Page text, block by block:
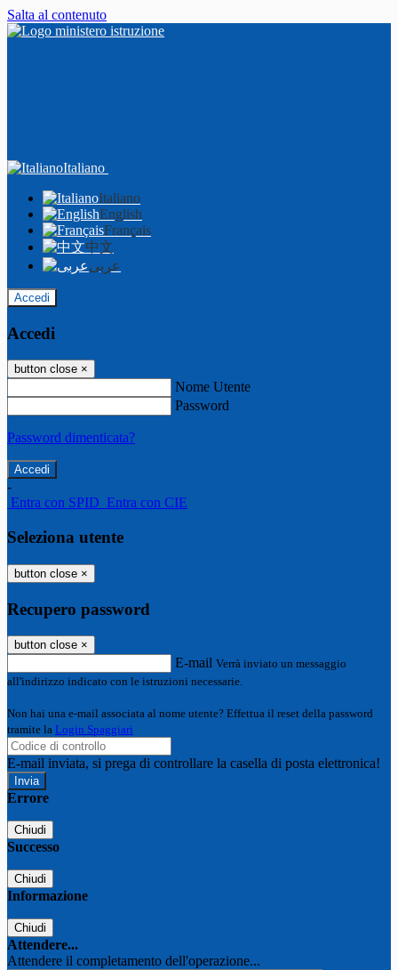
Salta al contenuto
Italiano
Italiano
English
Français
中文
عربى
Accedi
Accedi
button close ×
Nome Utente
Password
Password dimenticata?
-
Entra con SPID Entra con CIE
Seleziona utente
button close ×
Recupero password
button close ×
E-mail Verrà inviato un messaggio
all'indirizzo indicato con le istruzioni necessarie.
Non hai una e-mail associata al nome utente? Effettua il reset della password
tramite la Login Spaggiari
E-mail inviata, si prega di controllare la casella di posta elettronica!
Errore
Chiudi
Successo
Chiudi
Informazione
Chiudi
Attendere...
Attendere il completamento dell'operazione...